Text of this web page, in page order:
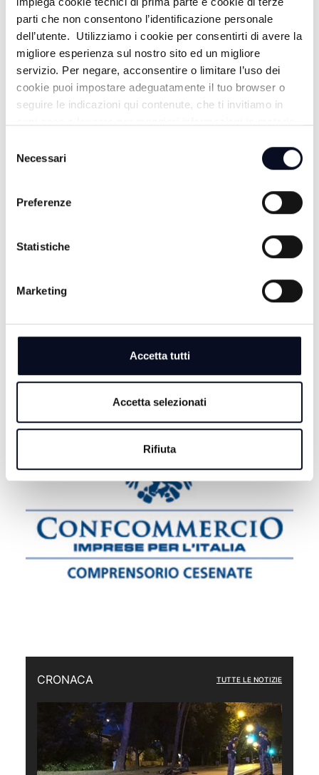
parti che non consentono l’identificazione personale
dell’utente. Utilizziamo i cookie per consentirti di avere la
migliore esperienza sul nostro sito ed un migliore
servizio. Per negare, acconsentire o limitare l’uso dei
cookie puoi impostare adeguatamente il tuo browser o
seguire le indicazioni qui contenute, che ti invitiamo in
delNecessari
Preferenze
Statistiche
Marketing
Accetta tutti
Accetta selezionati
Rifiuta
"Dobbiamo farci trovare pronti" | VIDEO
MOTORI: Ottimo rientro per Bezzecchi, è terzo nella
8 AGOSTO 2026
CRONACA TUTTE LE NOTIZIE